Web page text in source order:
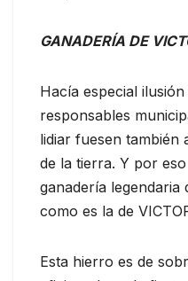
GANADERÍA DE
Hacía especial
responsables
lidiar fuesen también
de la tierra. Y por
ganadería
como es la de
Esta hierro es de